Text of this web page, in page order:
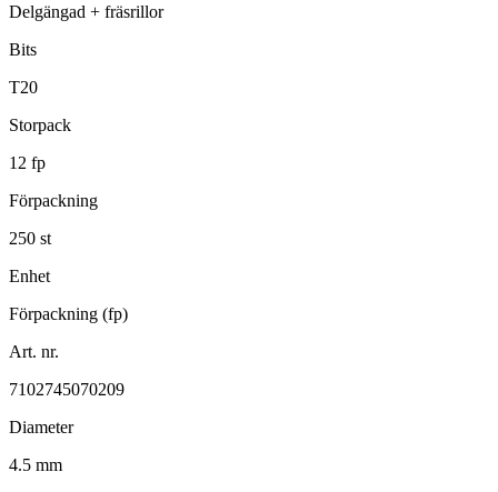
Delgängad + fräsrillor
Bits
T20
Storpack
12 fp
Förpackning
250 st
Enhet
Förpackning (fp)
Art. nr.
7102745070209
Diameter
4.5 mm